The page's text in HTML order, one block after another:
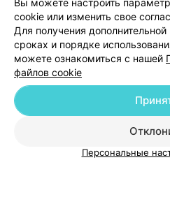
Добавить
О проекте Новости проекта
Медицинский маркетинг
Пользовательское
Вы можете настроить
cookie или изменить свое
Для получения
сроках и порядке
можете ознакомиться с нашей
файлов cookie
Персональные